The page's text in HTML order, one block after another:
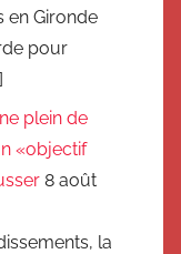
en Gironde
pour
plein de
«objectif
8 août
la